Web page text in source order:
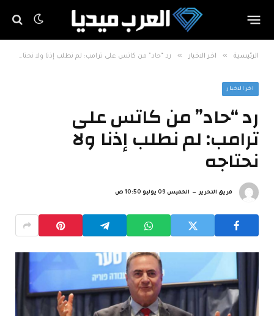
الرئيسية » اخر الاخبار » رد “حاد” من كاتس على ترامب: لم نطلب إذنا ولا نحتاجه
اخر الاخبار
رد “حاد” من كاتس على
ترامب: لم نطلب إذنا ولا
نحتاجه
فريق التحرير الخميس 09 يوليو 10:50 ص